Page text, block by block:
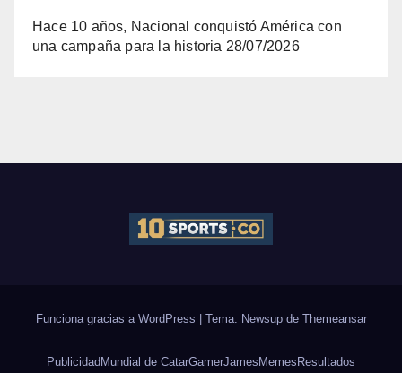
Hace 10 años, Nacional conquistó América con
una campaña para la historia 28/07/2026
Funciona gracias a WordPress Tema: Newsup de Themeansar
Publicidad Mundial de CatarGamerJames Memes Resultados